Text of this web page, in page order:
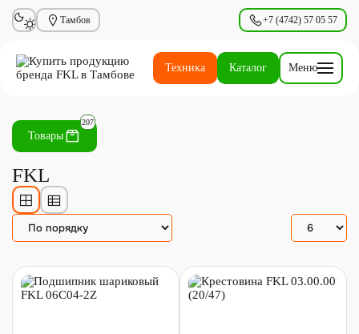
Тамбов +7 (4742) 57 05 57
Техника Каталог Меню
Товары
207
FKL